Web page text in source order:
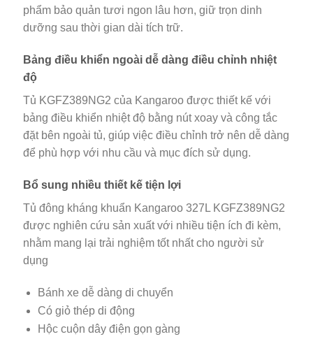
phẩm bảo quản tươi ngon lâu hơn, giữ trọn dinh
dưỡng sau thời gian dài tích trữ.
Bảng điều khiển ngoài dễ dàng điều chỉnh nhiệt
độ
Tủ KGFZ389NG2 của Kangaroo được thiết kế với
bảng điều khiển nhiệt độ bằng nút xoay và công tắc
đặt bên ngoài tủ, giúp việc điều chỉnh trở nên dễ dàng
để phù hợp với nhu cầu và mục đích sử dụng.
Bổ sung nhiều thiết kế tiện lợi
Tủ đông kháng khuẩn Kangaroo 327L KGFZ389NG2
được nghiên cứu sản xuất với nhiều tiện ích đi kèm,
nhằm mang lại trải nghiệm tốt nhất cho người sử
dụng
Bánh xe dễ dàng di chuyển
Có giỏ thép di động
Hộc cuộn dây điện gọn gàng